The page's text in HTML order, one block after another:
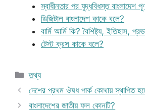
স্বাধীনতার পর যুদ্ধবিধস্ত বাংলাদেশ
ডিজিটাল বাংলাদেশ কাকে বলে?
বার্মি আর্মি কি? বৈশিষ্ট্য, ইতিহাস,
টেস্ট ক্রস কাকে বলে?
Categories
তথ্য
দেশের প্রথম ঔষধ পার্ক কোথায় স্থাপিত
বাংলাদেশের জাতীয় ফল কোনটি?